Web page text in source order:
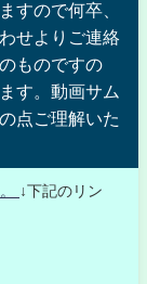
すので何卒、
せよりご連絡
ものですの
す。動画サム
点ご理解いた
↓下記のリン